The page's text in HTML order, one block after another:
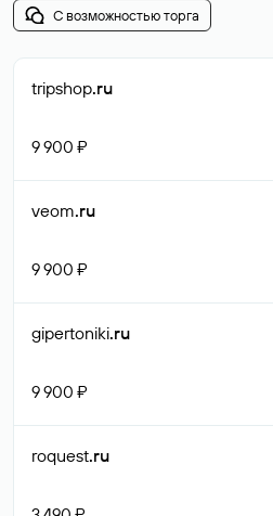
С возможностью торга
tripshop.ru
9 900 ₽
veom.ru
9 900 ₽
gipertoniki.ru
9 900 ₽
roquest.ru